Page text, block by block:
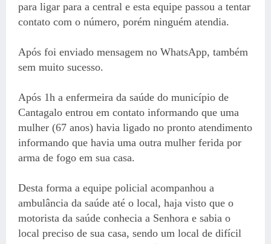
para ligar para a central e esta equipe passou a tentar
contato com o número, porém ninguém atendia.
Após foi enviado mensagem no WhatsApp, também
sem muito sucesso.
Após 1h a enfermeira da saúde do município de
Cantagalo entrou em contato informando que uma
mulher (67 anos) havia ligado no pronto atendimento
informando que havia uma outra mulher ferida por
arma de fogo em sua casa.
Desta forma a equipe policial acompanhou a
ambulância da saúde até o local, haja visto que o
motorista da saúde conhecia a Senhora e sabia o
local preciso de sua casa, sendo um local de difícil